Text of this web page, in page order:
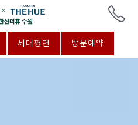
세대평면 방문예약